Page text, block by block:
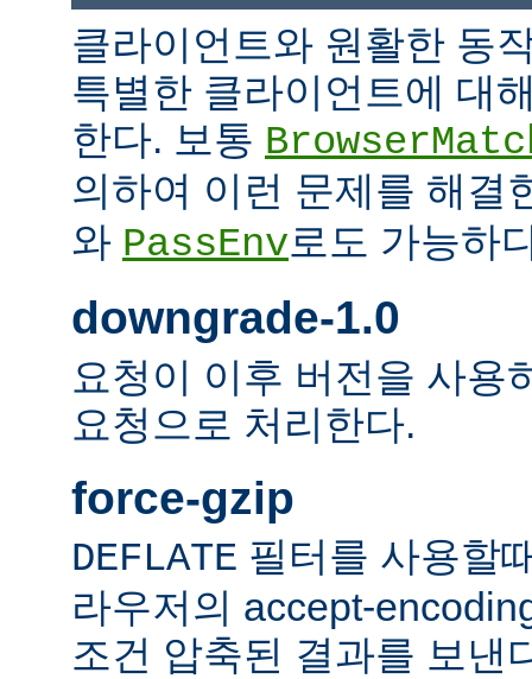
클라이언트와 원활한 동
특별한 클라이언트에 대
한다. 보통
의하여 이런 문제를 해결
와 PassEnv로도 가능하
downgrade-1.0
요청이 이후 버전을 사용
요청으로 처리한다.
force-gzip
DEFLATE 필터를 사용할
라우저의 accept-
조건 압축된 결과를 보낸